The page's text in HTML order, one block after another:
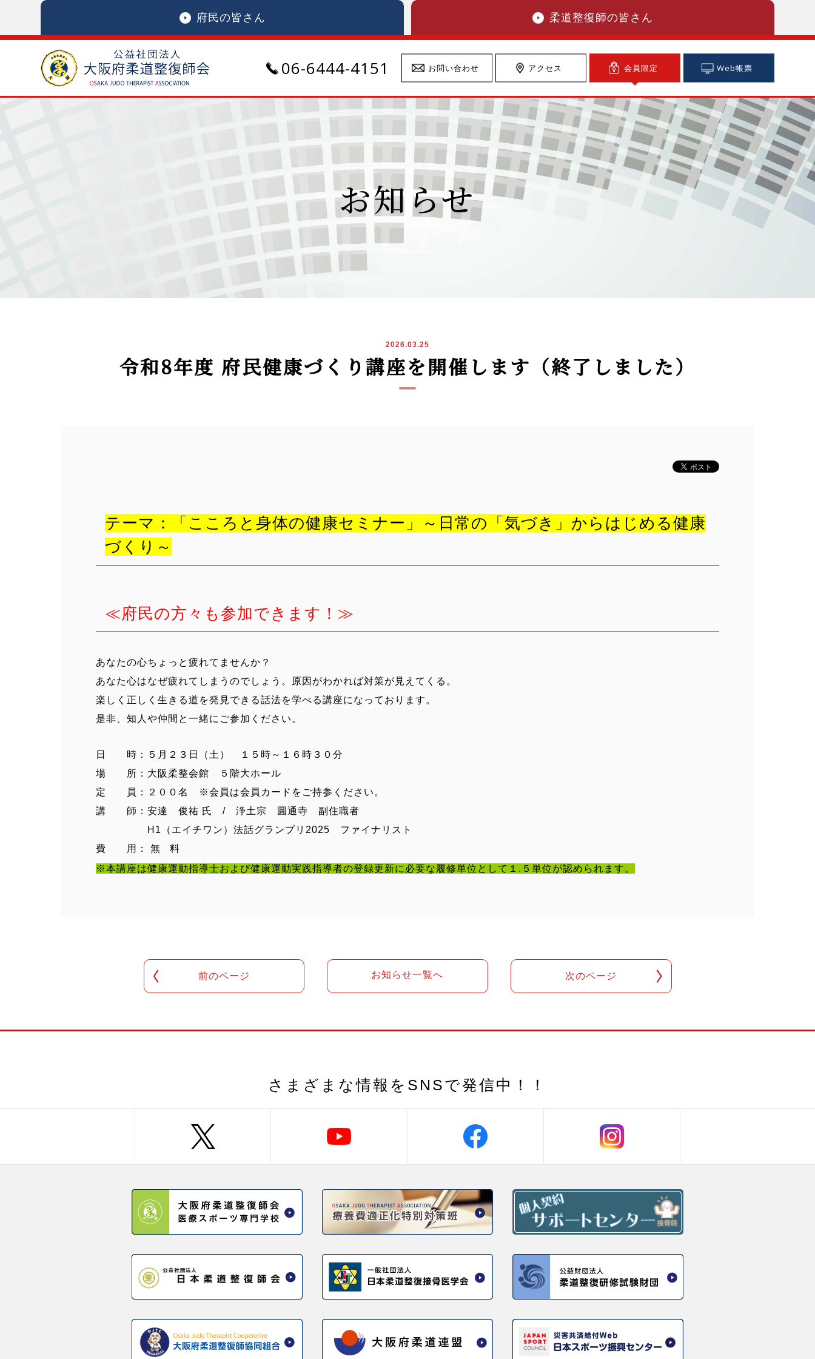
府民の皆さん 柔道整復師の皆さん
06-6444-4151 お問い合わせ アクセス 会員限定 Web帳票
お知らせ
2026.03.25
令和8年度 府民健康づくり講座を開催します（終了しました）
テーマ：「こころと身体の健康セミナー」～日常の「気づき」からはじめる健康
づくり～
≪府民の方々も参加できます！≫
あなたの心ちょっと疲れてませんか？
あなた心はなぜ疲れてしまうのでしょう。原因がわかれば対策が見えてくる。
楽しく正しく生きる道を発見できる話法を学べる講座になっております。
是非、知人や仲間と一緒にご参加ください。
日 時：５月２３日（土） １５時～１６時３０分
場 所：大阪柔整会館 ５階大ホール
定 員：２００名 ※会員は会員カードをご持参ください。
講 師：安達 俊祐 氏 / 浄土宗 圓通寺 副住職者
H1（エイチワン）法話グランプリ2025 ファイナリスト
費 用： 無 料
※本講座は健康運動指導士および健康運動実践指導者の登録更新に必要な履修単位として１.５単位が認められます。
前のページ お知らせ一覧へ 次のページ
さまざまな情報を SNSで発信中！！